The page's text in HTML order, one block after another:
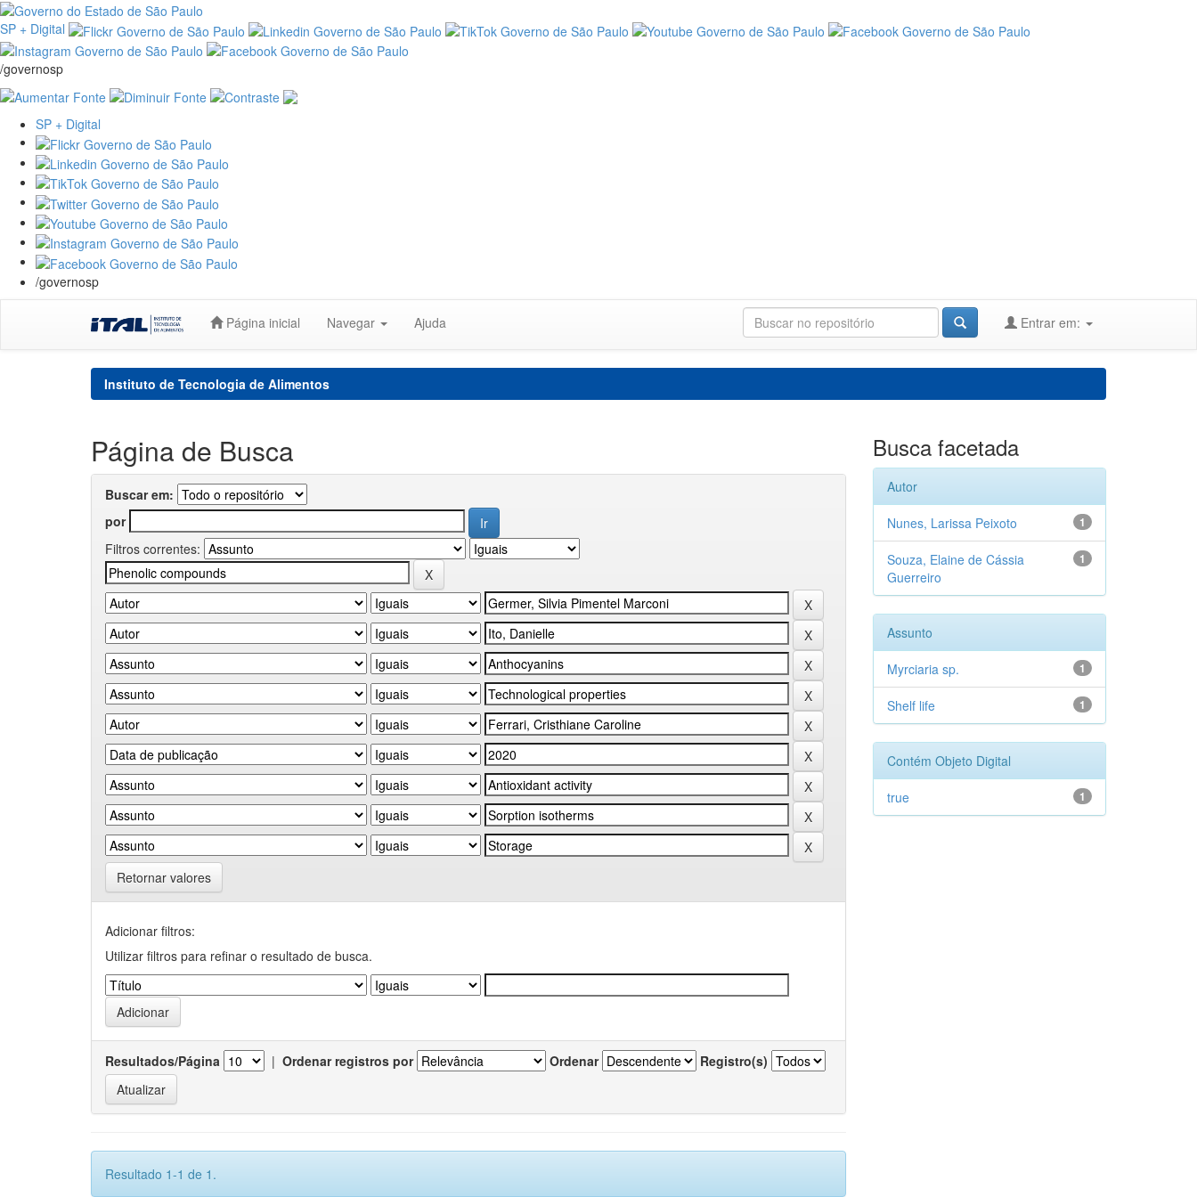
SP + Digital
/governosp
SP + Digital
/governosp
Página inicial Navegar Ajuda Entrar em:
Instituto de Tecnologia de Alimentos
Página de Busca
Buscar em:
por
Filtros correntes:
Retornar valores
Adicionar filtros:
Utilizar filtros para refinar o resultado de busca.
Resultados/Página | Ordenar registros por Ordenar Registro(s)
Resultado 1-1 de 1.
Busca facetada
Autor
1
Nunes, Larissa Peixoto
1
Souza, Elaine de Cássia
Guerreiro
Assunto
1
Myrciaria sp.
1
Shelf life
Contém Objeto Digital
1
true